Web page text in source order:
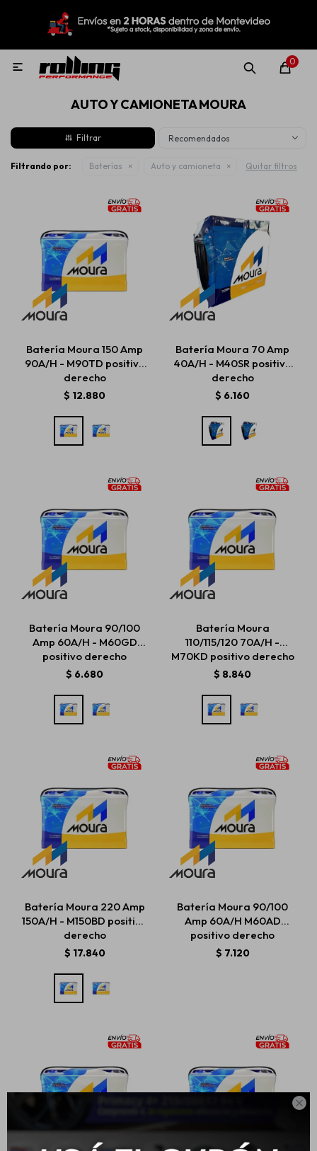

0

AUTO Y CAMIONETA MOURA
Recomendados
Filtrando por: Baterías Auto y camioneta Quitar filtros
Batería Moura 150 Amp
90A/H - M90TD positivo
derecho
$ 12.880
Batería Moura 70 Amp
40A/H - M40SR positivo
derecho
$ 6.160
Batería Moura 90/100
Amp 60A/H - M60GD
positivo derecho
$ 6.680
Batería Moura
110/115/120 70A/H -
M70KD positivo derecho
$ 8.840
Batería Moura 220 Amp
150A/H - M150BD positivo
derecho
$ 17.840
Batería Moura 90/100
Amp 60A/H M60AD
positivo derecho
$ 7.120
MI CUENTA
Nuevo! Rolling Repuestos
Llantas
Aditivos
Aerosoles
Estética automotriz
Accesorios
Repuestos
Servicios